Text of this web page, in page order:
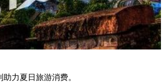
力夏日旅游消费。